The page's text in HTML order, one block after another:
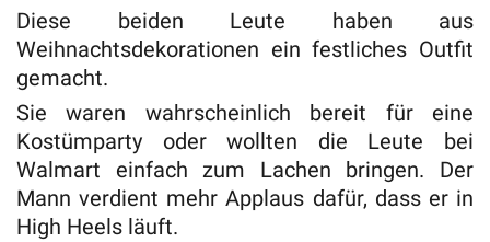
Diese beiden Leute haben aus
Weihnachtsdekorationen ein festliches Outfit
gemacht.
Sie waren wahrscheinlich bereit für eine
Kostümparty oder wollten die Leute bei
Walmart einfach zum Lachen bringen. Der
Mann verdient mehr Applaus dafür, dass er in
High Heels läuft.